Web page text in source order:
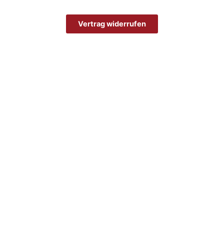
Vertrag widerrufen